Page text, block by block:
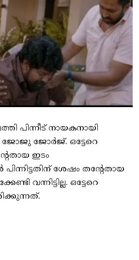
പിന്നീട് നായകനായി
ജോജു ജോര്‍ജ്. ഒട്ടേറെ
ഇടം
ശേഷം തന്റേതായ
വന്നിട്ടില്ല. ഒട്ടേറെ